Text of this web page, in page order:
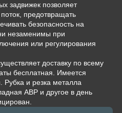
задвижек позволяет
предотвращать
безопасность на
незаменимы при
или регулирования
доставку по всему
бесплатная. Имеется
Рубка и резка металла
АВР и другое в день